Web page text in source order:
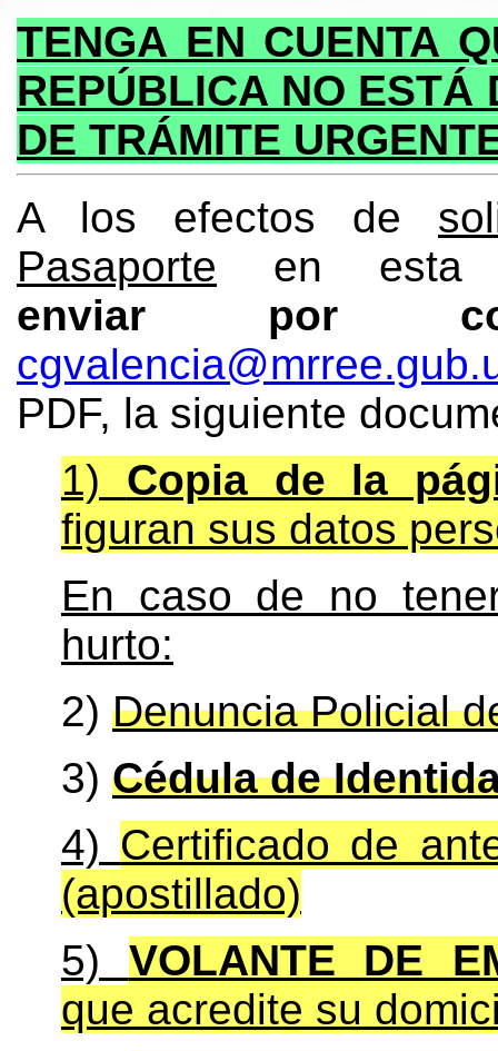
TENGA EN CUENTA
REPÚBLICA NO ESTÁ
DE TRÁMITE
A los efectos de
Pasaporte en esta
enviar por
PDF, la siguiente
1) Copia de la
figuran sus datos
En caso de no
hurto:
2) Denuncia Policial
3) Cédula de
4) Certificado de
(apostillado)
5) VOLANTE DE
que acredite su